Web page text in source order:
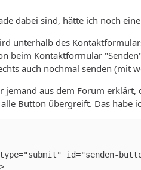
dabei sind, hätte ich noch
unterhalb des
beim Kontaktformular
auch nochmal senden (mit
jemand aus dem Forum
Button übergreift. Das habe